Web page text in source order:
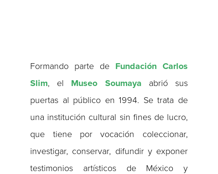
Formando parte de Fundación Carlos
Slim, el Museo Soumaya abrió sus
puertas al público en 1994. Se trata de
una institución cultural sin fines de lucro,
que tiene por vocación coleccionar,
investigar, conservar, difundir y exponer
testimonios artísticos de México y